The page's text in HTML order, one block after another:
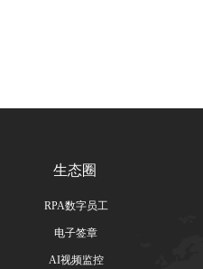
生态圈
RPA数字员工
电子签章
AI视频监控